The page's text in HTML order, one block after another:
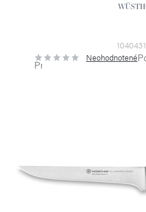
Priemerné
hodnotenie
Neohodnotené